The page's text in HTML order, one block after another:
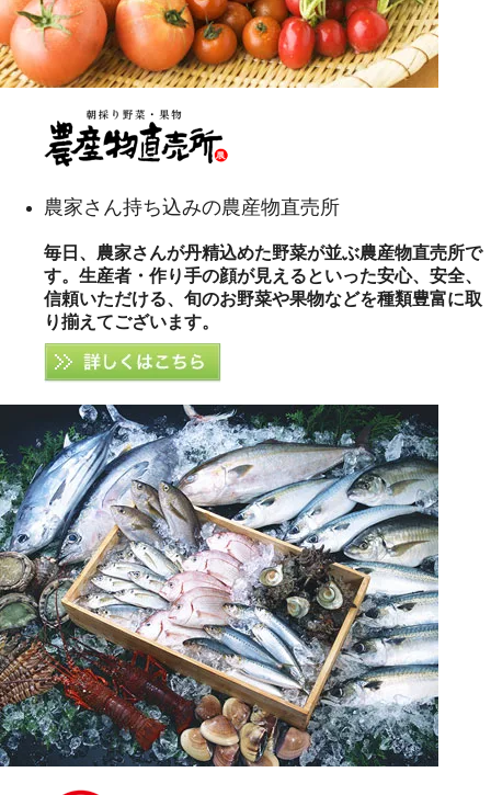
農家さん持ち込みの農産物直売所
毎日、農家さんが丹精込めた野菜が並ぶ農産物直売所で
す。生産者・作り手の顔が見えるといった安心、安全、
信頼いただける、旬のお野菜や果物などを種類豊富に取
り揃えてございます。